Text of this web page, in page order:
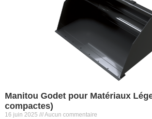
Manitou Godet pour Matériaux
compactes)
16 juin 2025 Aucun commentaire